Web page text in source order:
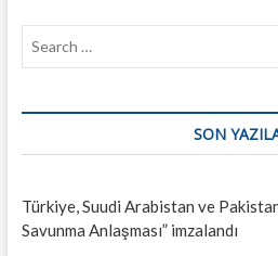
SON
Türkiye, Suudi Arabistan ve
Savunma Anlaşması” imzalandı